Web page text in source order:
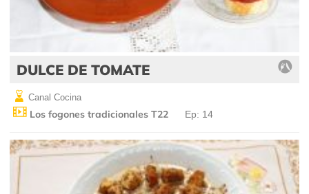
DULCE DE TOMATE
Canal Cocina
Los fogones tradicionales T22 Ep: 14